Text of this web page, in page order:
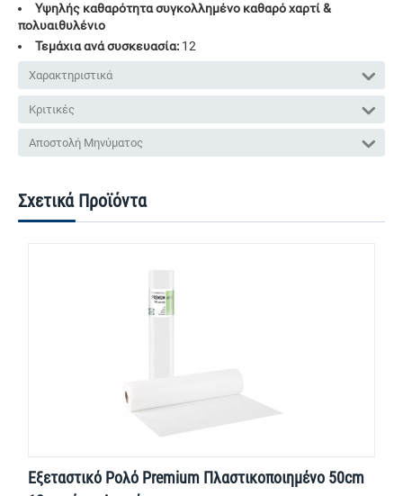
Υψηλής καθαρότητα συγκολλημένο καθαρό χαρτί &
πολυαιθυλένιο
Τεμάχια ανά συσκευασία: 12
Χαρακτηριστικά
Κριτικές
Αποστολή Μηνύματος
Σχετικά Προϊόντα
Εξεταστικό Ρολό Premium Πλαστικοποιημένο 50cm